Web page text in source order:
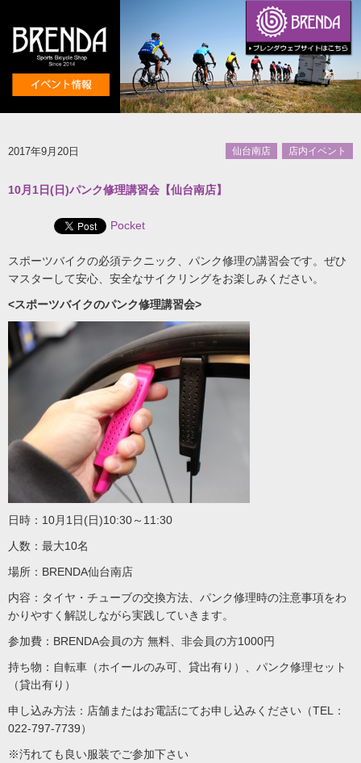
2017年9月20日 仙台南店 店内イベント
10月1日(日)パンク修理講習会【仙台南店】
Pocket
スポーツバイクの必須テクニック、パンク修理の講習会です。ぜひ
マスターして安心、安全なサイクリングをお楽しみください。
<スポーツバイクのパンク修理講習会>
日時：10月1日(日)10:30～11:30
人数：最大10名
場所：BRENDA仙台南店
内容：タイヤ・チューブの交換方法、パンク修理時の注意事項をわ
かりやすく解説しながら実践していきます。
参加費：BRENDA会員の方 無料、非会員の方1000円
持ち物：自転車（ホイールのみ可、貸出有り）、パンク修理セット
（貸出有り）
申し込み方法：店舗またはお電話にてお申し込みください（TEL：
022-797-7739）
※汚れても良い服装でご参加下さい